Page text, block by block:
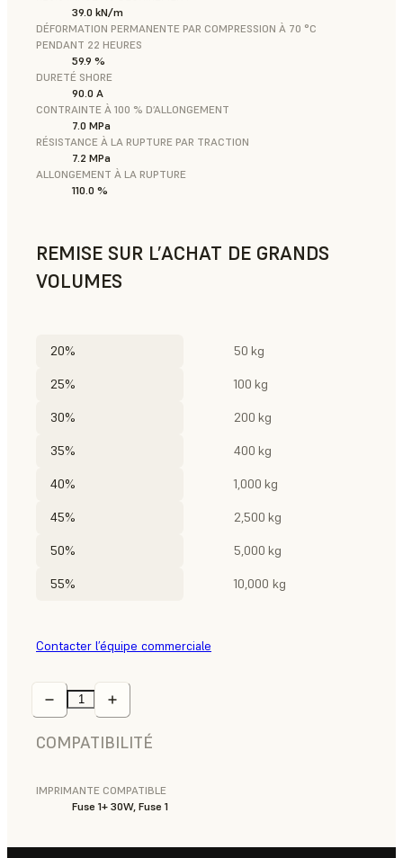
39.0 kN/m
DÉFORMATION PERMANENTE PAR COMPRESSION À 70 °C
PENDANT 22 HEURES
59.9 %
DURETÉ SHORE
90.0 A
CONTRAINTE À 100 % D’ALLONGEMENT
7.0 MPa
RÉSISTANCE À LA RUPTURE PAR TRACTION
7.2 MPa
ALLONGEMENT À LA RUPTURE
110.0 %
REMISE SUR L’ACHAT DE GRANDS
VOLUMES
20% 50 kg
25% 100 kg
30% 200 kg
35% 400 kg
40% 1,000 kg
45% 2,500 kg
50% 5,000 kg
55% 10,000 kg
Contacter l’équipe commerciale
COMPATIBILITÉ
IMPRIMANTE COMPATIBLE
Fuse 1+ 30W, Fuse 1